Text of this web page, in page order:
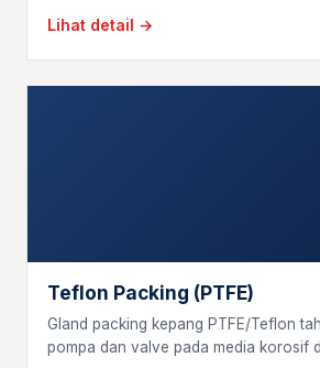
Lihat detail →
Teflon Packing (PTFE)
Gland packing kepang PTFE/Teflon
pompa dan valve pada media korosif